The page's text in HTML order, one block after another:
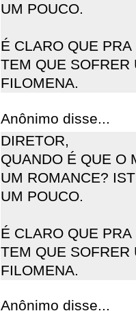
UM POUCO.
É CLARO QUE
TEM QUE SOFRER
FILOMENA.
Anônimo disse...
DIRETOR,
QUANDO É QUE O
UM ROMANCE?
UM POUCO.
É CLARO QUE
TEM QUE SOFRER
FILOMENA.
Anônimo disse...